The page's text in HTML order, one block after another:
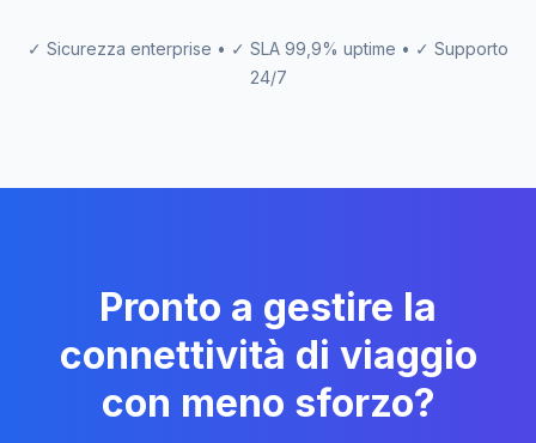
✓ Sicurezza enterprise • ✓ SLA 99,9% uptime • ✓ Supporto
24/7
Pronto a gestire la
connettività di viaggio
con meno sforzo?